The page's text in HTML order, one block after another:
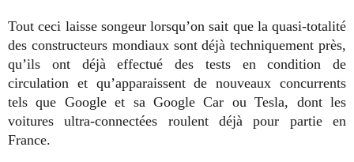
Tout ceci laisse songeur lorsqu’on sait que la quasi-totalité
des constructeurs mondiaux sont déjà techniquement près,
qu’ils ont déjà effectué des tests en condition de
circulation et qu’apparaissent de nouveaux concurrents
tels que Google et sa Google Car ou Tesla, dont les
voitures ultra-connectées roulent déjà pour partie en
France.